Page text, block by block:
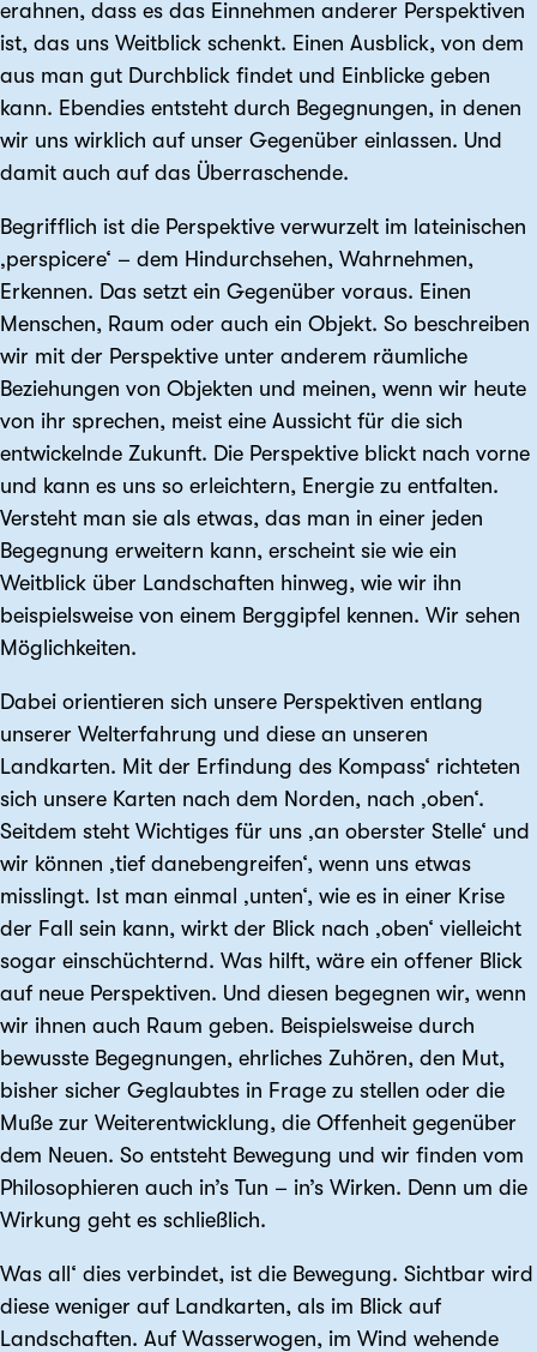
erahnen, dass es das Einnehmen anderer Perspektiven
ist, das uns Weitblick schenkt. Einen Ausblick, von dem
aus man gut Durchblick findet und Einblicke geben
kann. Ebendies entsteht durch Begegnungen, in denen
wir uns wirklich auf unser Gegenüber einlassen. Und
damit auch auf das Überraschende.
Begrifflich ist die Perspektive verwurzelt im lateinischen
‚perspicere‘ – dem Hindurchsehen, Wahrnehmen,
Erkennen. Das setzt ein Gegenüber voraus. Einen
Menschen, Raum oder auch ein Objekt. So beschreiben
wir mit der Perspektive unter anderem räumliche
Beziehungen von Objekten und meinen, wenn wir heute
von ihr sprechen, meist eine Aussicht für die sich
entwickelnde Zukunft. Die Perspektive blickt nach vorne
und kann es uns so erleichtern, Energie zu entfalten.
Versteht man sie als etwas, das man in einer jeden
Begegnung erweitern kann, erscheint sie wie ein
Weitblick über Landschaften hinweg, wie wir ihn
beispielsweise von einem Berggipfel kennen. Wir sehen
Möglichkeiten.
Dabei orientieren sich unsere Perspektiven entlang
unserer Welterfahrung und diese an unseren
Landkarten. Mit der Erfindung des Kompass‘ richteten
sich unsere Karten nach dem Norden, nach ‚oben‘.
Seitdem steht Wichtiges für uns ‚an oberster Stelle‘ und
wir können ‚tief danebengreifen‘, wenn uns etwas
misslingt. Ist man einmal ‚unten‘, wie es in einer Krise
der Fall sein kann, wirkt der Blick nach ‚oben‘ vielleicht
sogar einschüchternd. Was hilft, wäre ein offener Blick
auf neue Perspektiven. Und diesen begegnen wir, wenn
wir ihnen auch Raum geben. Beispielsweise durch
bewusste Begegnungen, ehrliches Zuhören, den Mut,
bisher sicher Geglaubtes in Frage zu stellen oder die
Muße zur Weiterentwicklung, die Offenheit gegenüber
dem Neuen. So entsteht Bewegung und wir finden vom
Philosophieren auch in’s Tun – in’s Wirken. Denn um die
Wirkung geht es schließlich.
Was all‘ dies verbindet, ist die Bewegung. Sichtbar wird
diese weniger auf Landkarten, als im Blick auf
Landschaften. Auf Wasserwogen, im Wind wehende